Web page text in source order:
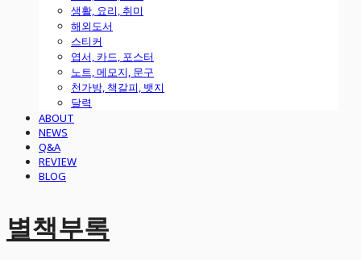
생활, 요리, 취미
해외도서
스티커
엽서, 카드, 포스터
노트, 메모지, 문구
천가방, 책갈피, 뱃지
달력
ABOUT
NEWS
Q&A
REVIEW
BLOG
별책부록